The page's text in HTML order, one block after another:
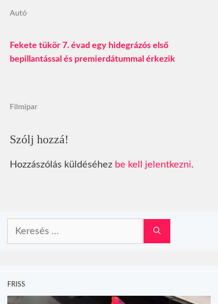
Autó
Fekete tükör 7. évad egy hidegrázós első
bepillantással és premierdátummal érkezik
Filmipar
Szólj hozzá!
Hozzászólás küldéséhez be kell jelentkezni.
FRISS